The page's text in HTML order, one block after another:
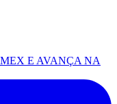
E AVANÇA NA